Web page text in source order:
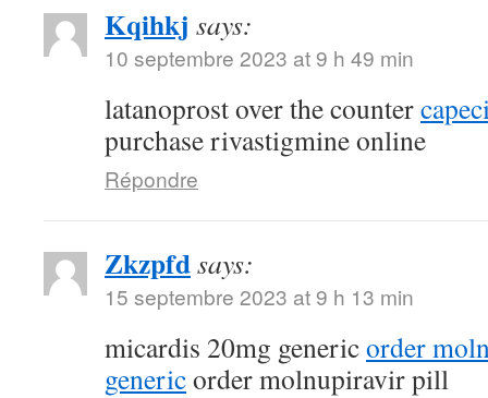
Kqihkj says:
10 septembre 2023 at 9 h 49 min
latanoprost over the counter
purchase rivastigmine online
Répondre
Zkzpfdsays:
15 septembre 2023 at 9 h 13 min
micardis 20mg genericorder
genericorder molnupiravir pill